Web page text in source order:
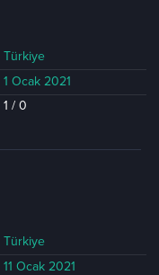
Türkiye
1 Ocak 2021
1 / 0
Türkiye
11 Ocak 2021